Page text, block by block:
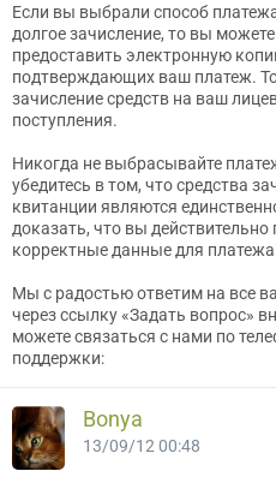
Если вы выбрали способ
долгое зачисление, то вы
предоставить электронную
подтверждающих ваш платеж.
зачисление средств на ваш
поступления.
Никогда не выбрасывайте
убедитесь в том, что средства
квитанции являются
доказать, что вы
корректные данные для
Мы с радостью ответим на все
через ссылку «Задать вопрос»
можете связаться с нами по
поддержки:
Bonya
13/09/12 00:48